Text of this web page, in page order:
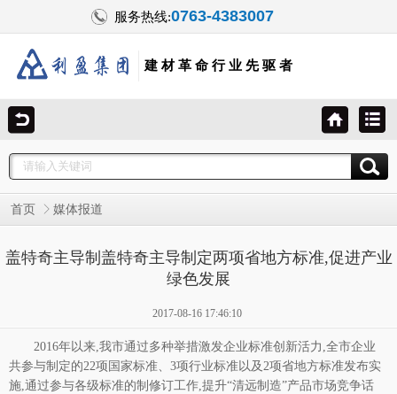
服务热线:0763-4383007
建 材 革 命 行 业 先 驱 者
首页 媒体报道
盖特奇主导制盖特奇主导制定两项省地方标准,促进产业
绿色发展
2017-08-16 17:46:10
2016年以来,我市通过多种举措激发企业标准创新活力,全市企业
共参与制定的22项国家标准、3项行业标准以及2项省地方标准发布实
施,通过参与各级标准的制修订工作,提升“清远制造”产品市场竞争话